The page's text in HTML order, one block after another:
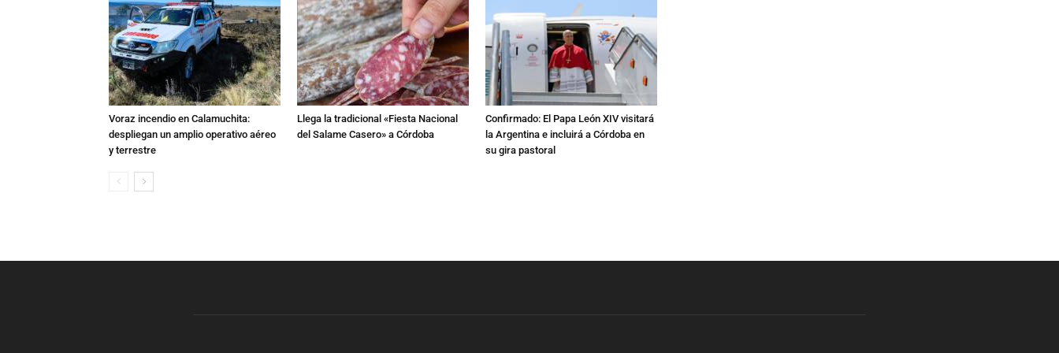
Voraz incendio en Calamuchita:
despliegan un amplio operativo aéreo
y terrestre
Llega la tradicional «Fiesta Nacional
del Salame Casero» a Córdoba
Confirmado: El Papa León XIV visitará
la Argentina e incluirá a Córdoba en
su gira pastoral